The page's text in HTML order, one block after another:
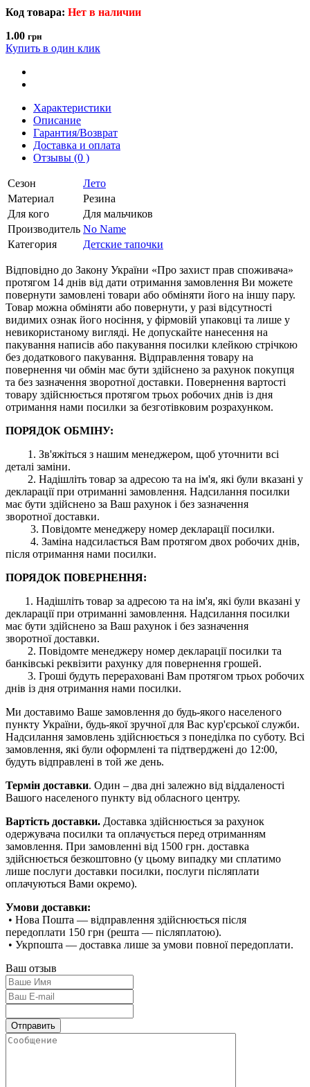
Код товара: Нет в наличии
1.00 грн
Купить в один клик
Характеристики
Описание
Гарантия/Возврат
Доставка и оплата
Отзывы (0 )
Сезон
Лето
Материал
Резина
Для кого
Для мальчиков
Производитель No Name
Категория
Детские тапочки
Відповідно до Закону України «Про захист прав споживача»
протягом 14 днів від дати отримання замовлення Ви можете
повернути замовлені товари або обміняти його на іншу пару.
Товар можна обміняти або повернути, у разі відсутності
видимих ​​ознак його носіння, у фірмовій упаковці та лише у
невикористаному вигляді. Не допускайте нанесення на
пакування написів або пакування посилки клейкою стрічкою
без додаткового пакування. Відправлення товару на
повернення чи обмін має бути здійснено за рахунок покупця
та без зазначення зворотної доставки. Повернення вартості
товару здійснюється протягом трьох робочих днів із дня
отримання нами посилки за безготівковим розрахунком.
ПОРЯДОК ОБМІНУ:
1. Зв'яжіться з нашим менеджером, щоб уточнити всі
деталі заміни.
2. Надішліть товар за адресою та на ім'я, які були вказані у
декларації при отриманні замовлення. Надсилання посилки
має бути здійснено за Ваш рахунок і без зазначення
зворотної доставки.
3. Повідомте менеджеру номер декларації посилки.
4. Заміна надсилається Вам протягом двох робочих днів,
після отримання нами посилки.
ПОРЯДОК ПОВЕРНЕННЯ:
1. Надішліть товар за адресою та на ім'я, які були вказані у
декларації при отриманні замовлення. Надсилання посилки
має бути здійснено за Ваш рахунок і без зазначення
зворотної доставки.
2. Повідомте менеджеру номер декларації посилки та
банківські реквізити рахунку для повернення грошей.
3. Гроші будуть перераховані Вам протягом трьох робочих
днів із дня отримання нами посилки.
Ми доставимо Ваше замовлення до будь-якого населеного
пункту України, будь-якої зручної для Вас кур'єрської служби.
Надсилання замовлень здійснюється з понеділка по суботу. Всі
замовлення, які були оформлені та підтверджені до 12:00,
будуть відправлені в той же день.
Термін доставки. Один – два дні залежно від віддаленості
Вашого населеного пункту від обласного центру.
Вартість доставки. Доставка здійснюється за рахунок
одержувача посилки та оплачується перед отриманням
замовлення. При замовленні від 1500 грн. доставка
здійснюється безкоштовно (у цьому випадку ми сплатимо
лише послуги доставки посилки, послуги післяплати
оплачуються Вами окремо).
Умови доставки:
• Нова Пошта — відправлення здійснюється після
передоплати 150 грн (решта — післяплатою).
• Укрпошта — доставка лише за умови повної передоплати.
Ваш отзыв